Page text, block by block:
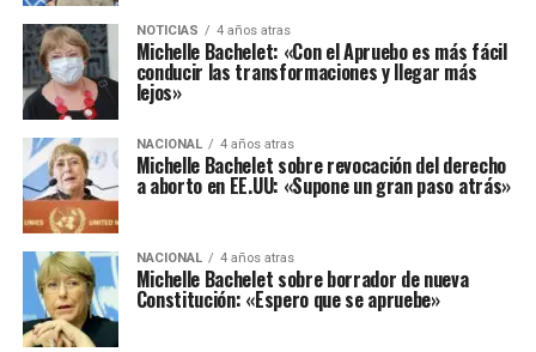
NOTICIAS 4 años atras
Michelle Bachelet: «Con el Apruebo es más fácil
conducir las transformaciones y llegar más
lejos»
NACIONAL 4 años atras
Michelle Bachelet sobre revocación del derecho
a aborto en EE.UU: «Supone un gran paso atrás»
NACIONAL 4 años atras
Michelle Bachelet sobre borrador de nueva
Constitución: «Espero que se apruebe»